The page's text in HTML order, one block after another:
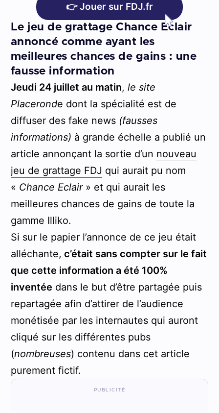
👉 Jouer sur FDJ.fr
Le jeu de grattage Chance Eclair
annoncé comme ayant les
meilleures chances de gains : une
fausse information
Jeudi 24 juillet au matin, le site
Placeronde dont la spécialité est de
diffuser des fake news(fausses
informations) à grande échelle a publié un
article annonçant la sortie d’un nouveau
jeu de grattage FDJ qui aurait pu nom
« Chance Eclair» et qui aurait les
meilleures chances de gains de toute la
gamme Illiko.
Si sur le papier l’annonce de ce jeu était
alléchante, c’était sans compter sur le fait
que cette information a été 100%
inventée dans le but d’être partagée puis
repartagée afin d’attirer de l’audience
monétisée par les internautes qui auront
cliqué sur les différentes pubs
(nombreuses) contenu dans cet article
purement fictif.